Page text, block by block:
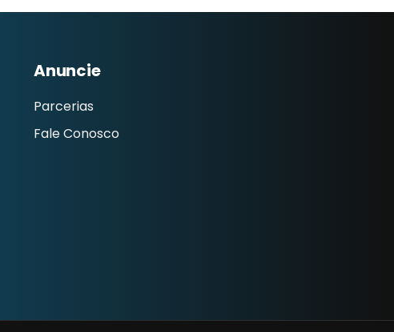
Anuncie
Parcerias
Fale Conosco